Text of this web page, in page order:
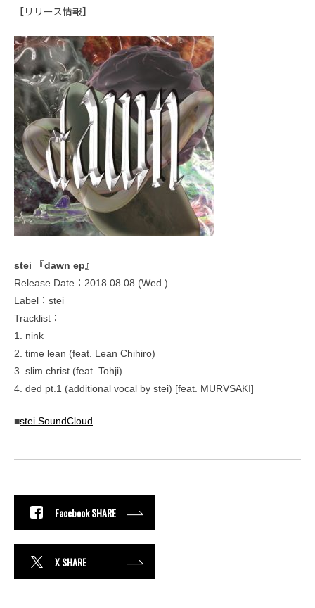
【リリース情報】
stei 『dawn ep』
Release Date：2018.08.08 (Wed.)
Label：stei
Tracklist：
1. nink
2. time lean (feat. Lean Chihiro)
3. slim christ (feat. Tohji)
4. ded pt.1 (additional vocal by stei) [feat. MURVSAKI]
■stei SoundCloud
Facebook SHARE
X SHARE